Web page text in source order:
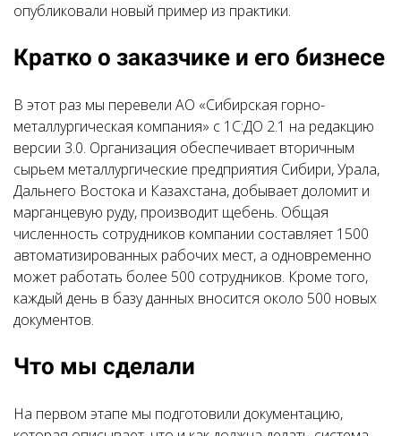
опубликовали новый пример из практики.
Кратко о заказчике и его бизнесе
В этот раз мы перевели АО «Сибирская горно-
металлургическая компания» с 1С:ДО 2.1 на редакцию
версии 3.0. Организация обеспечивает вторичным
сырьем металлургические предприятия Сибири, Урала,
Дальнего Востока и Казахстана, добывает доломит и
марганцевую руду, производит щебень. Общая
численность сотрудников компании составляет 1500
автоматизированных рабочих мест, а одновременно
может работать более 500 сотрудников. Кроме того,
каждый день в базу данных вносится около 500 новых
документов.
Что мы сделали
На первом этапе мы подготовили документацию,